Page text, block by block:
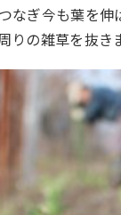
なぎ今も葉を
りの雑草を抜き